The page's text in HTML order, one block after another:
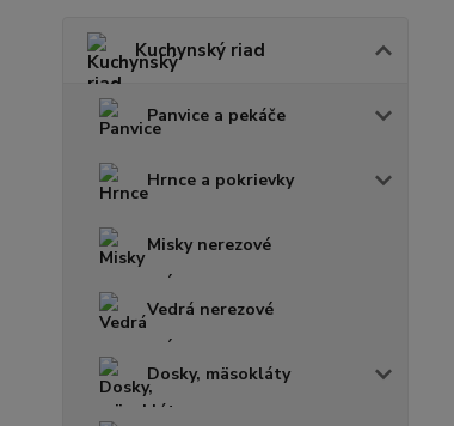
Kuchynský riad
Panvice a pekáče
Hrnce a pokrievky
Misky nerezové
Vedrá nerezové
Dosky, mäsokláty